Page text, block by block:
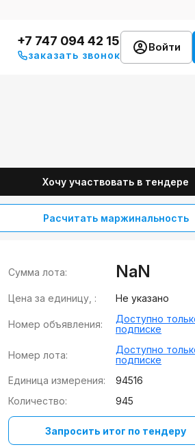
+7 747 094 42 15
заказать звонок
Войти
Хочу участвовать в тендере
Расчитать маржинальность
Сумма лота: NaN
Цена за единицу, : Не указано
Номер объявления:
Доступно
подписке
Номер лота:
Доступно
подписке
Единица измерения:
94516
Количество:
945
Запросить итог по тендеру